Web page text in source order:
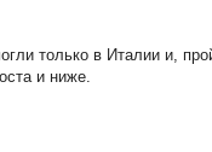
только в Италии и,
и ниже.